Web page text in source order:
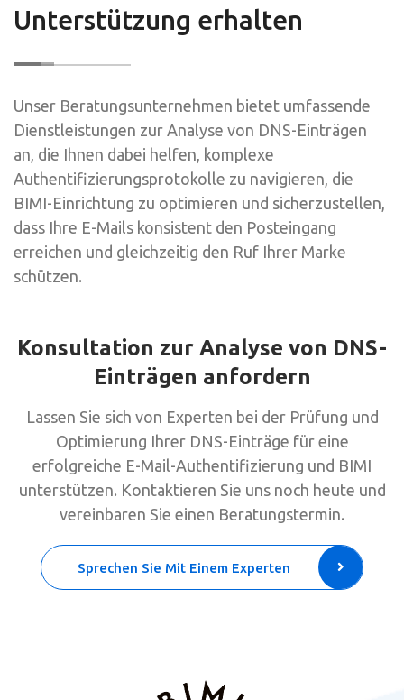
Unterstützung erhalten
Unser Beratungsunternehmen bietet umfassende
Dienstleistungen zur Analyse von DNS-Einträgen
an, die Ihnen dabei helfen, komplexe
Authentifizierungsprotokolle zu navigieren, die
BIMI-Einrichtung zu optimieren und sicherzustellen,
dass Ihre E-Mails konsistent den Posteingang
erreichen und gleichzeitig den Ruf Ihrer Marke
schützen.
Konsultation zur Analyse von DNS-
Einträgen anfordern
Lassen Sie sich von Experten bei der Prüfung und
Optimierung Ihrer DNS-Einträge für eine
erfolgreiche E-Mail-Authentifizierung und BIMI
unterstützen. Kontaktieren Sie uns noch heute und
vereinbaren Sie einen Beratungstermin.
Sprechen Sie Mit Einem Experten